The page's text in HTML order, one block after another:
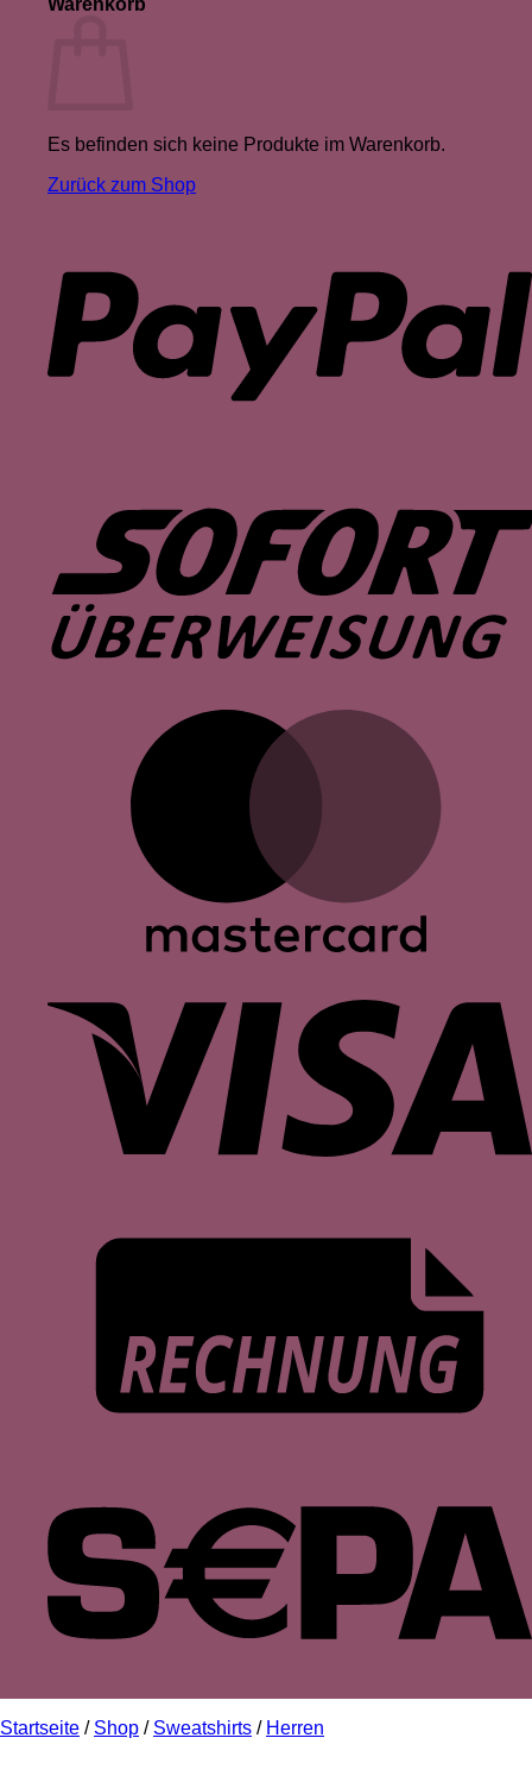
Warenkorb
Es befinden sich keine Produkte im Warenkorb.
Zurück zum Shop
Startseite / Shop / Sweatshirts / Herren